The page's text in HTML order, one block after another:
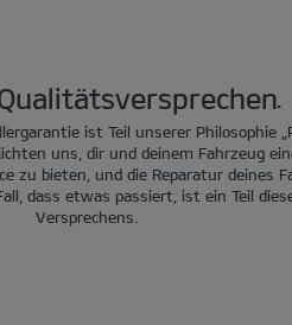
ist Teil unserer Philosophie
uns, dir und deinem Fahrzeug
zu bieten, und die Reparatur deines
dass etwas passiert, ist ein Teil
Versprechens.